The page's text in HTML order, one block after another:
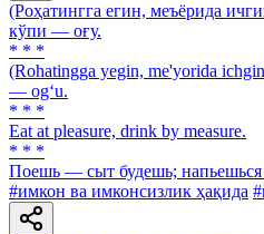
(Роҳатингга егин, меъёрида
кўпи — оғу.
* * *
(Rohatingga yegin, me'yorida
— og‘u.
* * *
Eat at pleasure, drink by measure.
* * *
Поешь — сыт будешь;
#имкон ва имконсизлик ҳақида